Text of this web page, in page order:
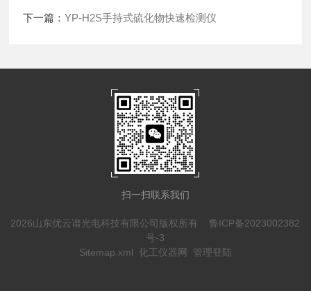
下一篇：YP-H2S手持式硫化物快速检测仪
扫一扫联系我们
2026山东优云谱光电科技有限公司版权所有 鲁ICP备2023002382
号-3
Sitemap.xml 化工仪器网 管理登陆